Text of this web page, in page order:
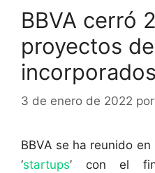
BBVA cerró
proyectos
3 de enero de 2022 por
BBVA se ha reunido
‘startups’ con el